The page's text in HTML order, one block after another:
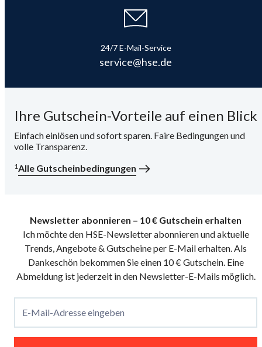
24/7 E-Mail-Service
service@hse.de
Ihre Gutschein-Vorteile auf einen Blick
Einfach einlösen und sofort sparen. Faire Bedingungen und
volle Transparenz.
1Alle Gutscheinbedingungen
Newsletter abonnieren – 10 € Gutschein erhalten
Ich möchte den HSE-Newsletter abonnieren und aktuelle
Trends, Angebote & Gutscheine per E-Mail erhalten. Als
Dankeschön bekommen Sie einen 10 € Gutschein. Eine
Abmeldung ist jederzeit in den Newsletter-E-Mails möglich.
E-Mail-Adresse eingeben